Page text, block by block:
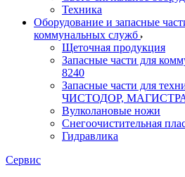
Техника
Оборудование и запасные
коммунальных служб
Щеточная продукция
Запасные части для
8240
Запасные части для
ЧИСТОДОР,
Вулколановые ножи
Снегоочистительная
Гидравлика
Сервис